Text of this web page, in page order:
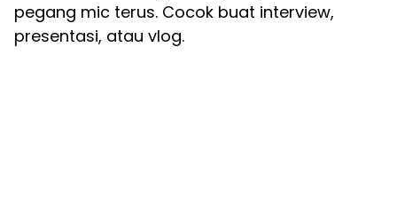
pegang mic terus. Cocok buat interview,
presentasi, atau vlog.